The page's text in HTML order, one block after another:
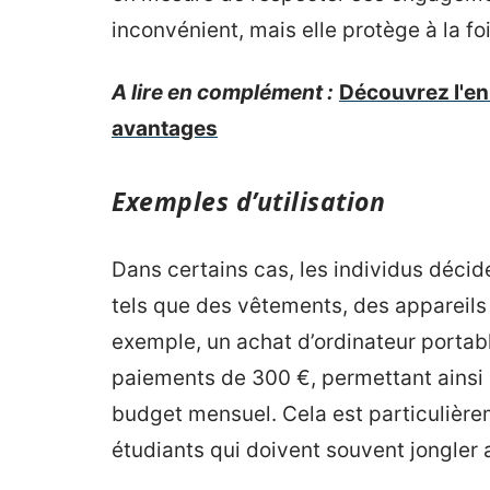
inconvénient, mais elle protège à la
A lire en complément : Découvrez
avantages
Exemples d’utilisation
Dans certains cas, les individus
tels que des vêtements, des
exemple, un achat d’ordinateur
paiements de 300 €, permettant ainsi
budget mensuel. Cela est
étudiants qui doivent souvent jongler